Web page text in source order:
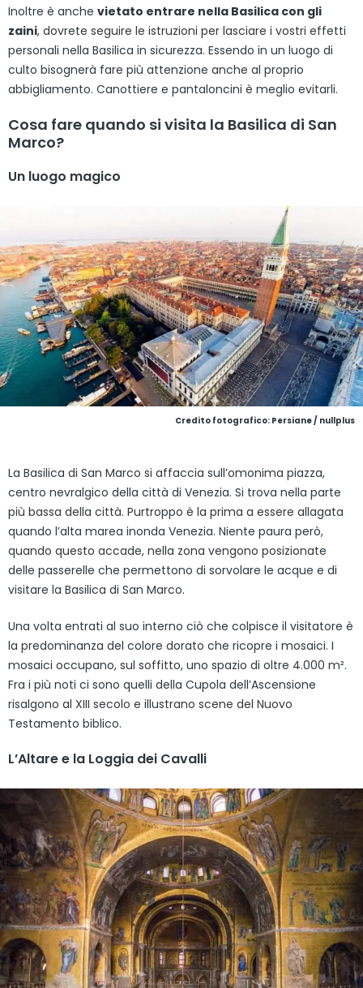
Inoltre è anche vietato entrare nella Basilica con gli
zaini, dovrete seguire le istruzioni per lasciare i vostri effetti
personali nella Basilica in sicurezza. Essendo in un luogo di
culto bisognerà fare più attenzione anche al proprio
abbigliamento. Canottiere e pantaloncini è meglio evitarli.
Cosa fare quando si visita la Basilica di San
Marco?
Un luogo magico
Credito fotografico: Persiane / nullplus
La Basilica di San Marco si affaccia sull’omonima piazza,
centro nevralgico della città di Venezia. Si trova nella parte
più bassa della città. Purtroppo è la prima a essere allagata
quando l’alta marea inonda Venezia. Niente paura però,
quando questo accade, nella zona vengono posizionate
delle passerelle che permettono di sorvolare le acque e di
visitare la Basilica di San Marco.
Una volta entrati al suo interno ciò che colpisce il visitatore è
la predominanza del colore dorato che ricopre i mosaici. I
mosaici occupano, sul soffitto, uno spazio di oltre 4.000 m².
Fra i più noti ci sono quelli della Cupola dell’Ascensione
risalgono al XIII secolo e illustrano scene del Nuovo
Testamento biblico.
L’Altare e la Loggia dei Cavalli